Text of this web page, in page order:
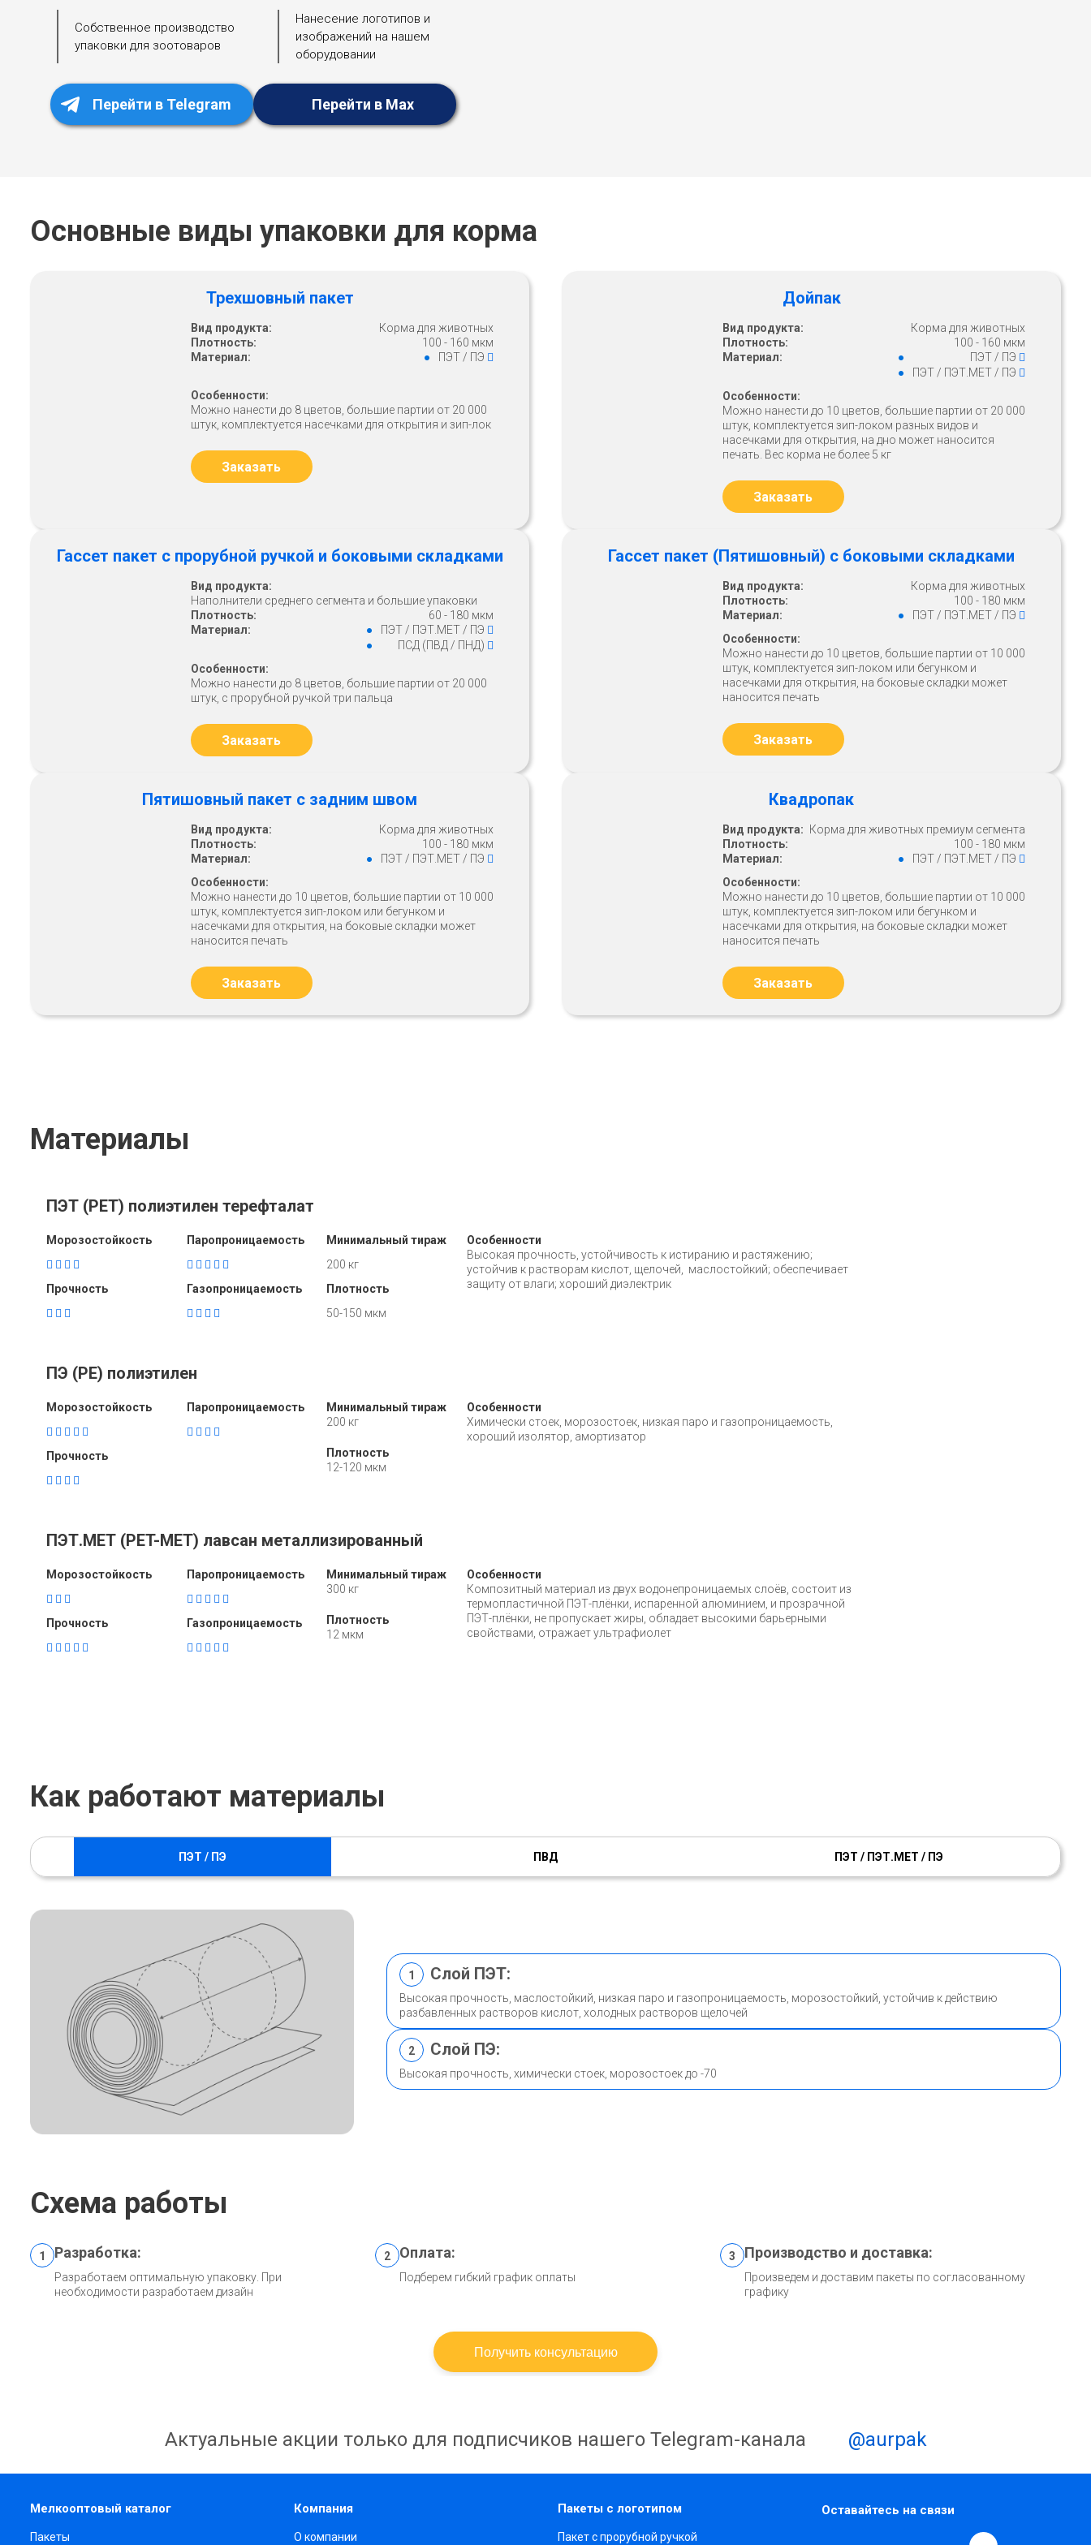
Собственное производство
упаковки для зоотоваров
Нанесение логотипов и
изображений на нашем
оборудовании
Перейти в Telegram Перейти в Max
Основные виды упаковки для корма
Трехшовный пакет
Вид продукта:
Корма для животных
Плотность:
100 - 160 мкм
Материал:
ПЭТ / ПЭ
Особенности:
Можно нанести до 8 цветов, большие партии от 20 000
штук, комплектуется насечками для открытия и зип-лок
Заказать
Дойпак
Вид продукта:
Корма для животных
Плотность:
100 - 160 мкм
Материал:
ПЭТ / ПЭ
ПЭТ / ПЭТ.МЕТ / ПЭ
Особенности:
Можно нанести до 10 цветов, большие партии от 20 000
штук, комплектуется зип-локом разных видов и
насечками для открытия, на дно может наносится
печать. Вес корма не более 5 кг
Заказать
Гассет пакет с прорубной ручкой и боковыми складками
Вид продукта:
Наполнители среднего сегмента и большие упаковки
Плотность:
60 - 180 мкм
Материал:
ПЭТ / ПЭТ.МЕТ / ПЭ
ПСД (ПВД / ПНД)
Особенности:
Можно нанести до 8 цветов, большие партии от 20 000
штук, с прорубной ручкой три пальца
Заказать
Гассет пакет (Пятишовный) с боковыми складками
Вид продукта:
Корма для животных
Плотность:
100 - 180 мкм
Материал:
ПЭТ / ПЭТ.МЕТ / ПЭ
Особенности:
Можно нанести до 10 цветов, большие партии от 10 000
штук, комплектуется зип-локом или бегунком и
насечками для открытия, на боковые складки может
наносится печать
Заказать
Пятишовный пакет с задним швом
Вид продукта:
Корма для животных
Плотность:
100 - 180 мкм
Материал:
ПЭТ / ПЭТ.МЕТ / ПЭ
Особенности:
Можно нанести до 10 цветов, большие партии от 10 000
штук, комплектуется зип-локом или бегунком и
насечками для открытия, на боковые складки может
наносится печать
Заказать
Квадропак
Вид продукта: Корма для животных премиум сегмента
Плотность:
100 - 180 мкм
Материал:
ПЭТ / ПЭТ.МЕТ / ПЭ
Особенности:
Можно нанести до 10 цветов, большие партии от 10 000
штук, комплектуется зип-локом или бегунком и
насечками для открытия, на боковые складки может
наносится печать
Заказать
Материалы
ПЭТ (PET) полиэтилен терефталат
Морозостойкость
Прочность
Паропроницаемость
Газопроницаемость
Минимальный тираж
200 кг
Плотность
50-150 мкм
Особенности
Высокая прочность, устойчивость к истиранию и растяжению;
устойчив к растворам кислот, щелочей, маслостойкий; обеспечивает
защиту от влаги; хороший диэлектрик
ПЭ (PE) полиэтилен
Морозостойкость
Прочность
Паропроницаемость
Минимальный тираж
200 кг
Плотность
12-120 мкм
Особенности
Химически стоек, морозостоек, низкая паро и газопроницаемость,
хороший изолятор, амортизатор
ПЭТ.МЕТ (PET-МЕТ) лавсан металлизированный
Морозостойкость
Прочность
Паропроницаемость
Газопроницаемость
Минимальный тираж
300 кг
Плотность
12 мкм
Особенности
Композитный материал из двух водонепроницаемых слоёв, состоит из
термопластичной ПЭТ-плёнки, испаренной алюминием, и прозрачной
ПЭТ-плёнки, не пропускает жиры, обладает высокими барьерными
свойствами, отражает ультрафиолет
Как работают материалы
ПЭТ / ПЭ ПВД ПЭТ / ПЭТ.МЕТ / ПЭ
1 Слой ПЭТ:
Высокая прочность, маслостойкий, низкая паро и газопроницаемость, морозостойкий, устойчив к действию
разбавленных растворов кислот, холодных растворов щелочей
2 Слой ПЭ:
Высокая прочность, химически стоек, морозостоек до -70
Схема работы
1 Разработка:
Разработаем оптимальную упаковку. При
необходимости разработаем дизайн
2 Оплата:
Подберем гибкий график оплаты
3 Производство и доставка:
Произведем и доставим пакеты по согласованному
графику
Получить консультацию
Актуальные акции только для подписчиков нашего Telegram-канала @aurpak
Мелкооптовый каталог
Пакеты
Компания
О компании
Пакеты с логотипом
Пакет с прорубной ручкой
Оставайтесь на связи